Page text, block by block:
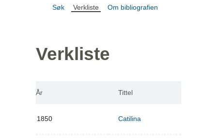
Søk Verkliste Om bibliografien
Verkliste
År Tittel
1850 Catilina